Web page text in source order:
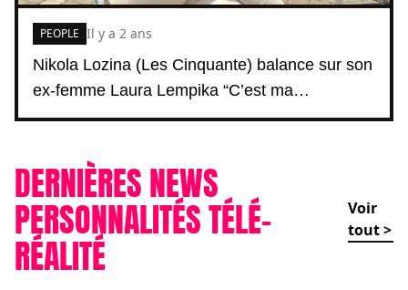
Nikola Lozina (Les Cinquante) balance sur son
ex-femme Laura Lempika “C’est ma…
PEOPLE Il y a 2 ans
DERNIÈRES NEWS
PERSONNALITÉS TÉLÉ-
RÉALITÉ
Voir
tout >